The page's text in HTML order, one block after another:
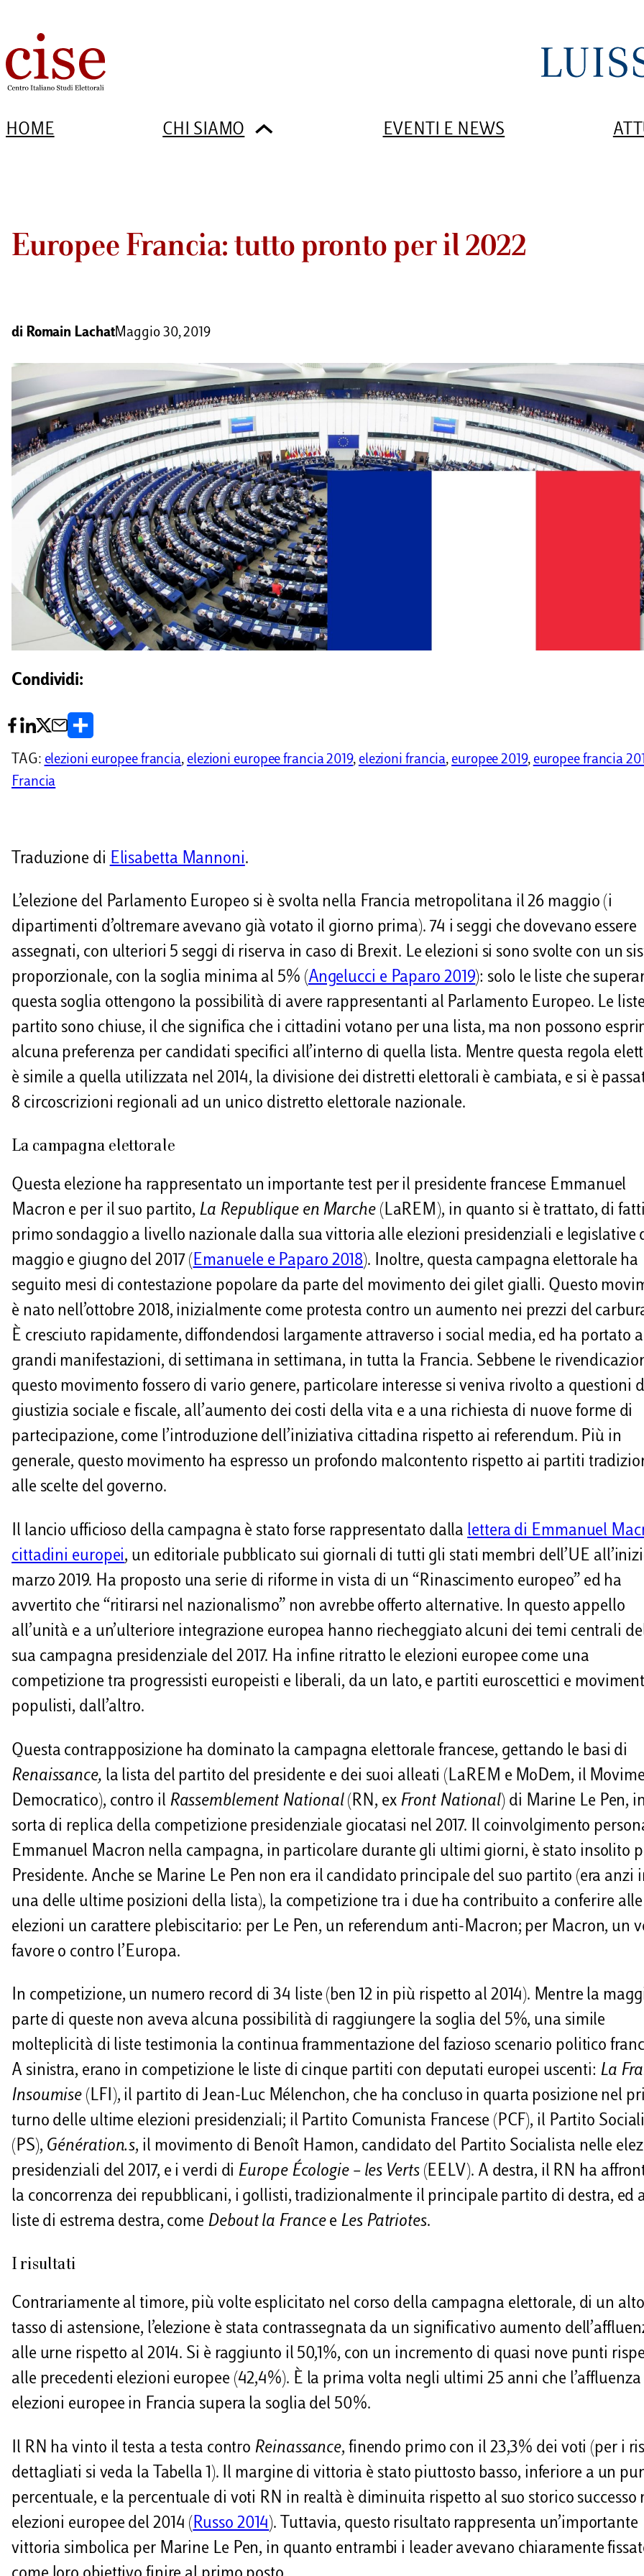
HOME CHI SIAMO EVENTI E NEWS
Europee Francia: tutto pronto per il 2022
di Romain LachatMaggio 30, 2019
Condividi:
v
d
i
TAG: elezioni europee francia, elezioni europee francia 2019, elezioni francia, europee 2019, europee francia
Francia
Traduzione di Elisabetta Mannoni.
L’elezione del Parlamento Europeo si è svolta nella Francia metropolitana il 26 maggio (i
dipartimenti d’oltremare avevano già votato il giorno prima). 74 i seggi che dovevano essere
assegnati, con ulteriori 5 seggi di riserva in caso di Brexit. Le elezioni si sono svolte con un
proporzionale, con la soglia minima al 5% (Angelucci e Paparo 2019): solo le liste che
questa soglia ottengono la possibilità di avere rappresentanti al Parlamento Europeo. Le
partito sono chiuse, il che significa che i cittadini votano per una lista, ma non possono
alcuna preferenza per candidati specifici all’interno di quella lista. Mentre questa regola
è simile a quella utilizzata nel 2014, la divisione dei distretti elettorali è cambiata, e si è
8 circoscrizioni regionali ad un unico distretto elettorale nazionale.
La campagna elettorale
Questa elezione ha rappresentato un importante test per il presidente francese Emmanuel
Macron e per il suo partito, La Republique en Marche(LaREM), in quanto si è trattato, di
primo sondaggio a livello nazionale dalla sua vittoria alle elezioni presidenziali e legislative
maggio e giugno del 2017 (Emanuele e Paparo 2018). Inoltre, questa campagna elettorale ha
seguito mesi di contestazione popolare da parte del movimento dei gilet gialli. Questo
è nato nell’ottobre 2018, inizialmente come protesta contro un aumento nei prezzi del
È cresciuto rapidamente, diffondendosi largamente attraverso i social media, ed ha portato a
grandi manifestazioni, di settimana in settimana, in tutta la Francia. Sebbene le
questo movimento fossero di vario genere, particolare interesse si veniva rivolto a questioni
giustizia sociale e fiscale, all’aumento dei costi della vita e a una richiesta di nuove forme di
partecipazione, come l’introduzione dell’iniziativa cittadina rispetto ai referendum. Più in
generale, questo movimento ha espresso un profondo malcontento rispetto ai partiti
alle scelte del governo.
Il lancio ufficioso della campagna è stato forse rappresentato dalla lettera di Emmanuel
cittadini europei, un editoriale pubblicato sui giornali di tutti gli stati membri dell’UE
marzo 2019. Ha proposto una serie di riforme in vista di un “Rinascimento europeo” ed ha
avvertito che “ritirarsi nel nazionalismo” non avrebbe offerto alternative. In questo appello
all’unità e a un’ulteriore integrazione europea hanno riecheggiato alcuni dei temi centrali
sua campagna presidenziale del 2017. Ha infine ritratto le elezioni europee come una
competizione tra progressisti europeisti e liberali, da un lato, e partiti euroscettici e
populisti, dall’altro.
Questa contrapposizione ha dominato la campagna elettorale francese, gettando le basi di
Renaissance, la lista del partito del presidente e dei suoi alleati (LaREM e MoDem, il
Democratico), contro il Rassemblement National (RN, ex Front National) di Marine Le Pen,
sorta di replica della competizione presidenziale giocatasi nel 2017. Il coinvolgimento
Emmanuel Macron nella campagna, in particolare durante gli ultimi giorni, è stato insolito
Presidente. Anche se Marine Le Pen non era il candidato principale del suo partito (era anzi
una delle ultime posizioni della lista), la competizione tra i due ha contribuito a conferire alle
elezioni un carattere plebiscitario: per Le Pen, un referendum anti-Macron; per Macron, un
favore o contro l’Europa.
In competizione, un numero record di 34 liste (ben 12 in più rispetto al 2014). Mentre la
parte di queste non aveva alcuna possibilità di raggiungere la soglia del 5%, una simile
molteplicità di liste testimonia la continua frammentazione del fazioso scenario politico
A sinistra, erano in competizione le liste di cinque partiti con deputati europei uscenti: La
Insoumise (LFI), il partito di Jean-Luc Mélenchon, che ha concluso in quarta posizione nel
turno delle ultime elezioni presidenziali; il Partito Comunista Francese (PCF), il Partito
(PS), Génération.s, il movimento di Benoît Hamon, candidato del Partito Socialista nelle
presidenziali del 2017, e i verdi di Europe Écologie – les Verts (EELV). A destra, il RN ha
la concorrenza dei repubblicani, i gollisti, tradizionalmente il principale partito di destra, ed
liste di estrema destra, come Debout la France e Les Patriotes.
I risultati
Contrariamente al timore, più volte esplicitato nel corso della campagna elettorale, di un alto
tasso di astensione, l’elezione è stata contrassegnata da un significativo aumento
alle urne rispetto al 2014. Si è raggiunto il 50,1%, con un incremento di quasi nove punti
alle precedenti elezioni europee (42,4%). È la prima volta negli ultimi 25 anni che l’affluenza
elezioni europee in Francia supera la soglia del 50%.
Il RN ha vinto il testa a testa contro Reinassance, finendo primo con il 23,3% dei voti (per i
dettagliati si veda la Tabella 1). Il margine di vittoria è stato piuttosto basso, inferiore a un
percentuale, e la percentuale di voti RN in realtà è diminuita rispetto al suo storico successo
elezioni europee del 2014 (Russo 2014). Tuttavia, questo risultato rappresenta un’importante
vittoria simbolica per Marine Le Pen, in quanto entrambi i leader avevano chiaramente